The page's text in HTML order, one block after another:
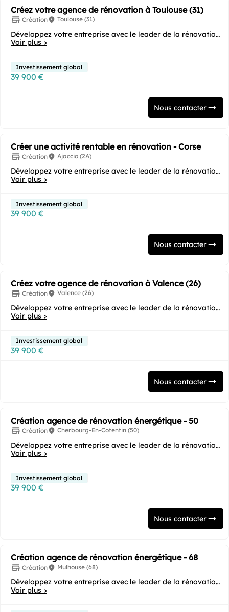
Créez votre agence de rénovation à Toulouse (31)
Création Toulouse (31)
Développez votre entreprise avec le leader de la rénovation
Voir plus >
Investissement global
39 900 €
Nous contacter
Créer une activité rentable en rénovation - Corse
Création Ajaccio (2A)
Développez votre entreprise avec le leader de la rénovation
Voir plus >
Investissement global
39 900 €
Nous contacter
Créez votre agence de rénovation à Valence (26)
Création Valence (26)
Développez votre entreprise avec le leader de la rénovation
Voir plus >
Investissement global
39 900 €
Nous contacter
Création agence de rénovation énergétique - 50
Création Cherbourg-En-Cotentin (50)
Développez votre entreprise avec le leader de la rénovation
Voir plus >
Investissement global
39 900 €
Nous contacter
Création agence de rénovation énergétique - 68
Création Mulhouse (68)
Développez votre entreprise avec le leader de la rénovation
Voir plus >